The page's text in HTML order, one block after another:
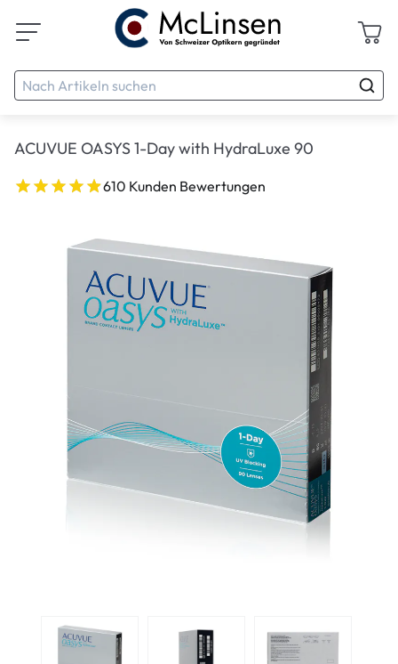
ACUVUE OASYS 1-Day with HydraLuxe 90
610 Kunden Bewertungen